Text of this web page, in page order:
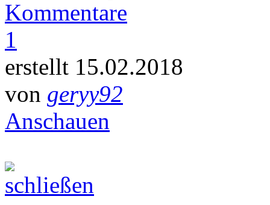
Kommentare
1
erstellt 15.02.2018
von geryy92
Anschauen